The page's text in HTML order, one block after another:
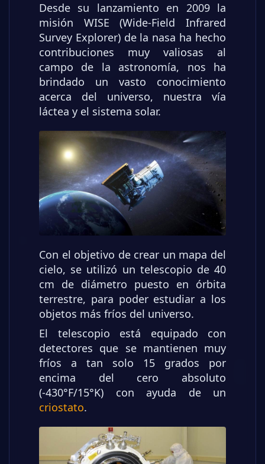
Desde su lanzamiento en 2009 la
misión WISE (Wide-Field Infrared
Survey Explorer) de la nasa ha hecho
contribuciones muy valiosas al
campo de la astronomía, nos ha
brindado un vasto conocimiento
acerca del universo, nuestra vía
láctea y el sistema solar.
Con el objetivo de crear un mapa del
cielo, se utilizó un telescopio de 40
cm de diámetro puesto en órbita
terrestre, para poder estudiar a los
objetos más fríos del universo.
El telescopio está equipado con
detectores que se mantienen muy
fríos a tan solo 15 grados por
encima del cero absoluto
(-430°F/15°K) con ayuda de un
criostato.